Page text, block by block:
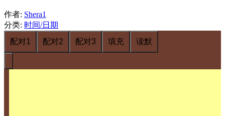
作者: Shera1
分类: 时间/日期
配对1
配对2 配对3 填充 读默